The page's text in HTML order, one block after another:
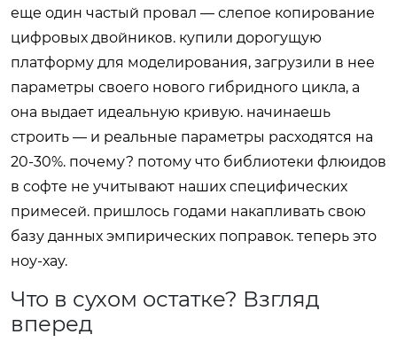
еще один частый провал — слепое копирование
цифровых двойников. купили дорогущую
платформу для моделирования, загрузили в нее
параметры своего нового гибридного цикла, а
она выдает идеальную кривую. начинаешь
строить — и реальные параметры расходятся на
20-30%. почему? потому что библиотеки флюидов
в софте не учитывают наших специфических
примесей. пришлось годами накапливать свою
базу данных эмпирических поправок. теперь это
ноу-хау.
Что в сухом остатке? Взгляд
вперед